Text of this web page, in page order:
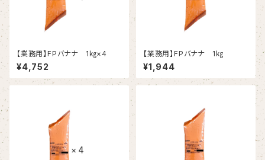
【業務用】FPバナナ 1㎏×4
¥4,752
【業務用】FPバナナ 1㎏
¥1,944